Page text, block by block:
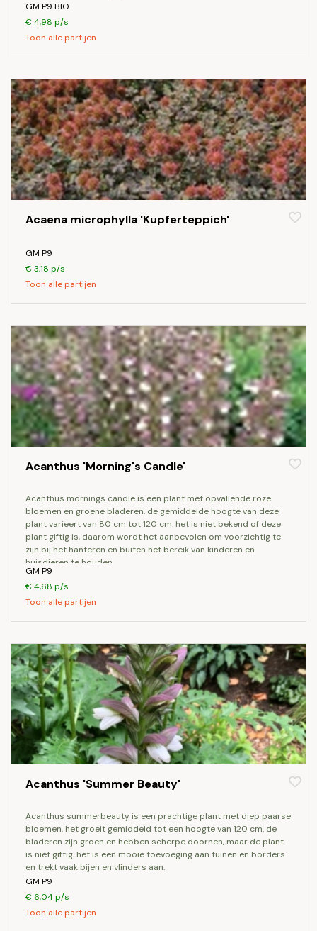
GM P9 BIO
€ 4,98 p/s
Toon alle partijen
Acaena microphylla 'Kupferteppich'
GM P9
€ 3,18 p/s
Toon alle partijen
Acanthus 'Morning's Candle'
acanthus mornings candle is een plant met opvallende roze
bloemen en groene bladeren. de gemiddelde hoogte van deze
plant varieert van 80 cm tot 120 cm. het is niet bekend of deze
plant giftig is, daarom wordt het aanbevolen om voorzichtig te
zijn bij het hanteren en buiten het bereik van kinderen en
huisdieren te houden.
GM P9
€ 4,68 p/s
Toon alle partijen
Acanthus 'Summer Beauty'
acanthus summerbeauty is een prachtige plant met diep paarse
bloemen. het groeit gemiddeld tot een hoogte van 120 cm. de
bladeren zijn groen en hebben scherpe doornen, maar de plant
is niet giftig. het is een mooie toevoeging aan tuinen en borders
en trekt vaak bijen en vlinders aan.
GM P9
€ 6,04 p/s
Toon alle partijen